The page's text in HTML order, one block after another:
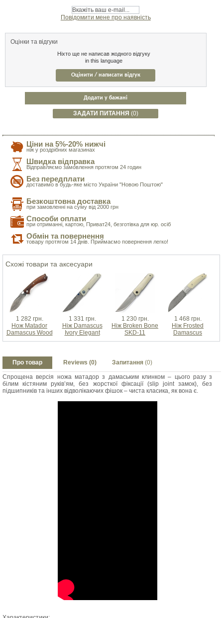
Повідомити мене про наявність
Оцінки та відгуки
Ніхто ще не написав жодного відгуку
in this language
Оцінити / написати відгук
Додати у бажані
ЗАДАТИ ПИТАННЯ (0)
Ціни на 5%-20% нижчі
ніж у роздрібних магазинах
Швидка відправка
Відправляємо замовлення протягом 24 годин
Без передплати
доставимо в будь-яке місто України "Новою Поштою"
Безкоштовна доставка
при замовленні на суму від 2000 грн
Способи оплати
при отриманні, картою, Приват24, безготівка для юр. осіб
Обмін та повернення
товару протягом 14 днів. Приймаємо повернення легко!
Схожі товари та аксесуари
1 282 грн.
Нож Matador
Damascus Wood
1 331 грн.
Ніж Damascus
Ivory Elegant
1 230 грн.
Ніж Broken Bone
SKD-11
1 468 грн.
Ніж Frosted
Damascus
Про товар Reviews (0) Запитання (0)
Спрощена версія ножа матадор з дамаським клинком – цього разу з
білим кістяним руків’ям, без жорсткої фіксації (slip joint замок), без
підшипників та інших відволікаючих фішок – чиста класика, як вона є.